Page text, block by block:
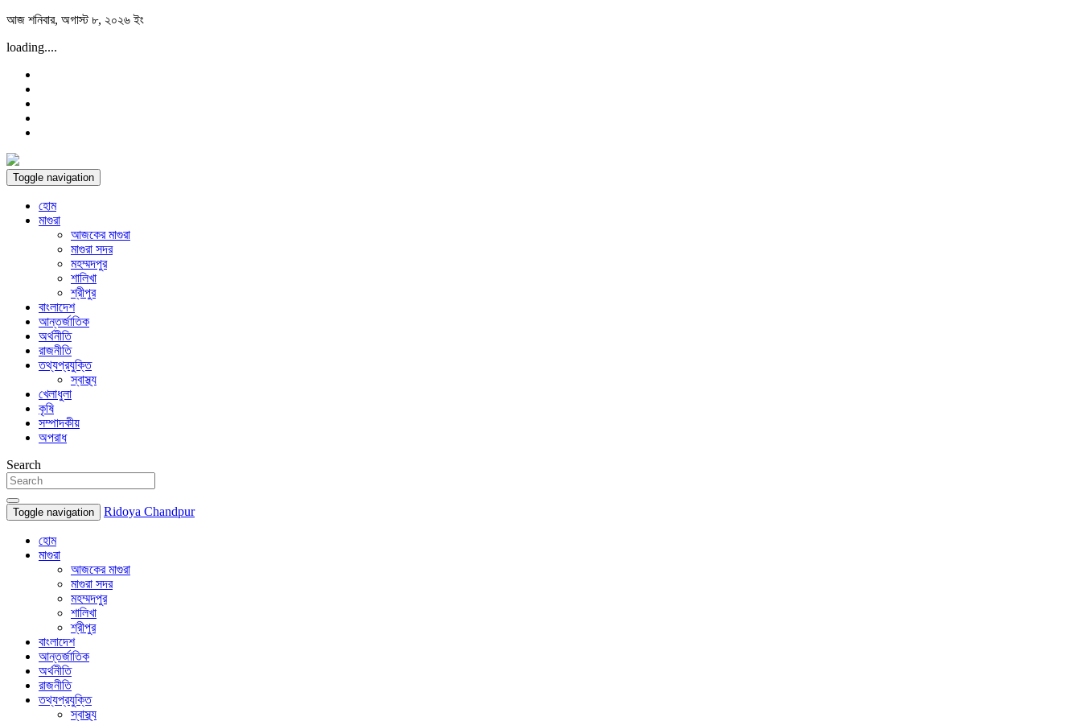
Skip
content
আজ শনিবার, অগাস্ট ৮, ২০২৬ ইং
loading....
Toggle navigation
হোম
মাগুরা
আজকের মাগুরা
মাগুরা সদর
মহম্মদপুর
শালিখা
শ্রীপুর
বাংলাদেশ
আন্তর্জাতিক
অর্থনীতি
রাজনীতি
তথ্যপ্রযুক্তি
স্বাস্থ্য
খেলাধুলা
কৃষি
সম্পাদকীয়
অপরাধ
Search
Toggle navigation Ridoya Chandpur
হোম
মাগুরা
আজকের মাগুরা
মাগুরা সদর
মহম্মদপুর
শালিখা
শ্রীপুর
বাংলাদেশ
আন্তর্জাতিক
অর্থনীতি
রাজনীতি
তথ্যপ্রযুক্তি
স্বাস্থ্য